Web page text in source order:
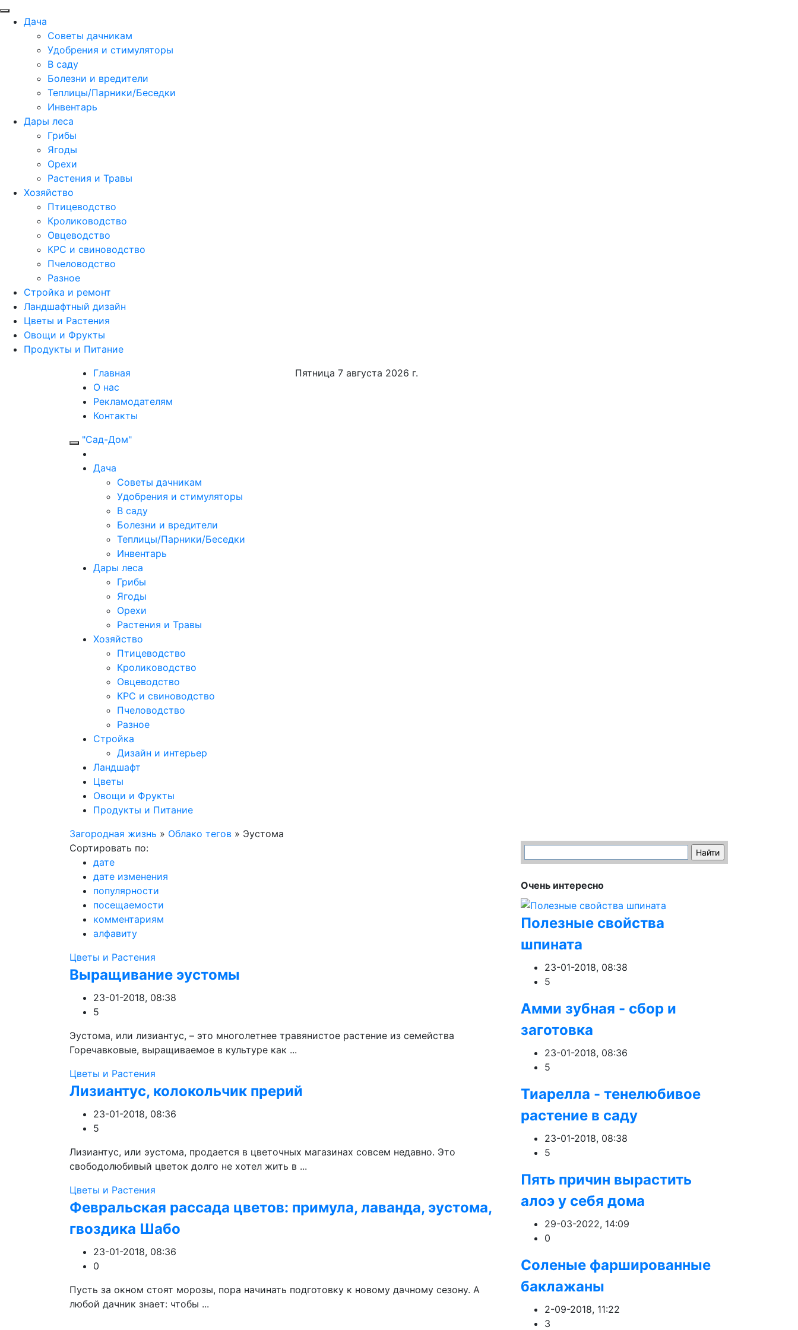
Дача
Советы дачникам
Удобрения и стимуляторы
В саду
Болезни и вредители
Теплицы/Парники/Беседки
Инвентарь
Дары леса
Грибы
Ягоды
Орехи
Растения и Травы
Хозяйство
Птицеводство
Кролиководство
Овцеводство
КРС и свиноводство
Пчеловодство
Разное
Стройка и ремонт
Ландшафтный дизайн
Цветы и Растения
Овощи и Фрукты
Продукты и Питание
Главная
О нас
Рекламодателям
Контакты
Пятница 7 августа 2026 г.
"Сад-Дом"
Дача
Советы дачникам
Удобрения и стимуляторы
В саду
Болезни и вредители
Теплицы/Парники/Беседки
Инвентарь
Дары леса
Грибы
Ягоды
Орехи
Растения и Травы
Хозяйство
Птицеводство
Кролиководство
Овцеводство
КРС и свиноводство
Пчеловодство
Разное
Стройка
Дизайн и интерьер
Ландшафт
Цветы
Овощи и Фрукты
Продукты и Питание
Загородная жизнь » Облако тегов » Эустома
Сортировать по:
дате
дате изменения
популярности
посещаемости
комментариям
алфавиту
Цветы и Растения
Выращивание эустомы
23-01-2018, 08:38
5
Эустома, или лизиантус, – это многолетнее травянистое растение из семейства
Горечавковые, выращиваемое в культуре как ...
Цветы и Растения
Лизиантус, колокольчик прерий
23-01-2018, 08:36
5
Лизиантус, или эустома, продается в цветочных магазинах совсем недавно. Это
свободолюбивый цветок долго не хотел жить в ...
Цветы и Растения
Февральская рассада цветов: примула, лаванда, эустома,
гвоздика Шабо
23-01-2018, 08:36
0
Пусть за окном стоят морозы, пора начинать подготовку к новому дачному сезону. А
любой дачник знает: чтобы ...
Очень интересно
Полезные свойства
шпината
23-01-2018, 08:38
5
Амми зубная - сбор и
заготовка
23-01-2018, 08:36
5
Тиарелла - тенелюбивое
растение в саду
23-01-2018, 08:38
5
Пять причин вырастить
алоэ у себя дома
29-03-2022, 14:09
0
Соленые фаршированные
баклажаны
2-09-2018, 11:22
3